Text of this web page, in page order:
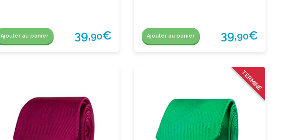
Ajouter au panier 39,90€ Ajouter au panier 39,90€
TERMINÉ